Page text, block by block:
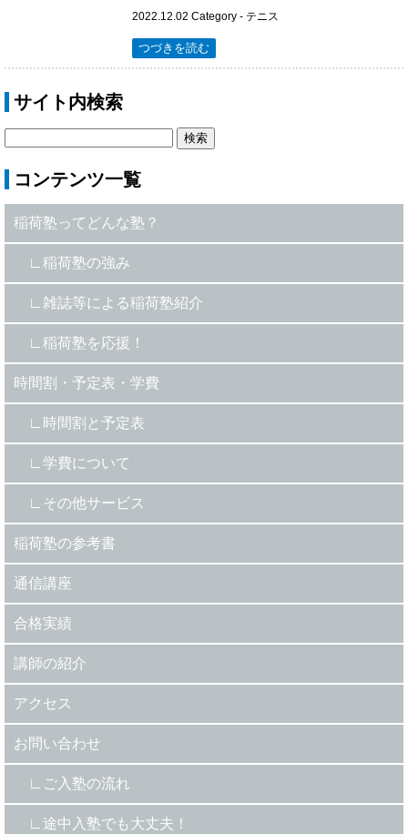
2022.12.02 Category - テニス
つづきを読む
サイト内検索
コンテンツ一覧
稲荷塾ってどんな塾？
稲荷塾の強み
雑誌等による稲荷塾紹介
稲荷塾を応援！
時間割・予定表・学費
時間割と予定表
学費について
その他サービス
稲荷塾の参考書
通信講座
合格実績
講師の紹介
アクセス
お問い合わせ
ご入塾の流れ
途中入塾でも大丈夫！